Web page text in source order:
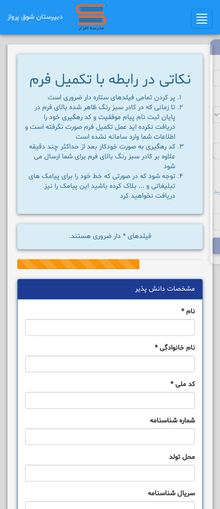
Toggle
navigation
دبیرستان شوق ﭘرواز
نکاتی در رابطه با تکمیل فرم
پر کردن تمامی فیلدهای ستاره دار ضروری است
تا زمانی که در کادر سبز رنگ ظاهر شده بالای فرم در
پایان ثبت نام پیام موفقیت و کد رهگیری خود را
دریافت نکرده اید عمل تکمیل فرم صورت نگرفته است و
اطلاعات شما وارد سامانه نشده است
کد رهگیری به صورت خودکار بعد از حداکثر چند دقیقه
علاوه بر کادر سبز رنگ بالای فرم برای شما ارسال می
شود
توجه شود که در صورتی که خط خود را برای پیامک های
تبلیغاتی و ... بلاک کرده باشید این پیامک را نیز
دریافت نخواهید کرد
فیلدهای * دار ضروری هستند.
66%
مشخصات دانش پذیر
نام*
نام خانوادگی*
کد ملی*
شماره شناسنامه
محل تولد
سریال شناسنامه